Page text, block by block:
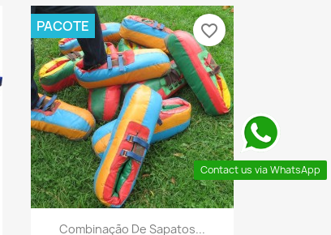
Visualização rápida
Combinação De Sapatos...
PACOTE favorite_border
Contact us via WhatsApp